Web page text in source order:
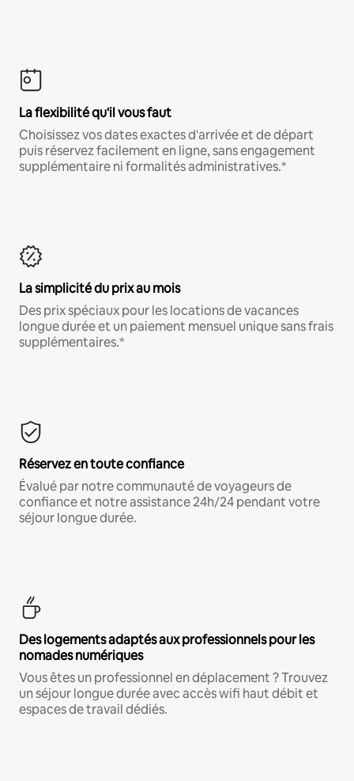
La flexibilité qu'il vous faut
Choisissez vos dates exactes d'arrivée et de départ
puis réservez facilement en ligne, sans engagement
supplémentaire ni formalités administratives.*
La simplicité du prix au mois
Des prix spéciaux pour les locations de vacances
longue durée et un paiement mensuel unique sans frais
supplémentaires.*
Réservez en toute confiance
Évalué par notre communauté de voyageurs de
confiance et notre assistance 24h/24 pendant votre
séjour longue durée.
Des logements adaptés aux professionnels pour les
nomades numériques
Vous êtes un professionnel en déplacement ? Trouvez
un séjour longue durée avec accès wifi haut débit et
espaces de travail dédiés.